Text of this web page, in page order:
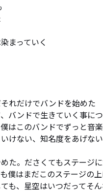
まっていく
れだけでバンドを始めた
バンドで生きていく事に
はこのバンドでずっと音
けない、知名度をあげな
た。ださくてもステージ
僕はまだこのステージの
も、星空はいつだってそ